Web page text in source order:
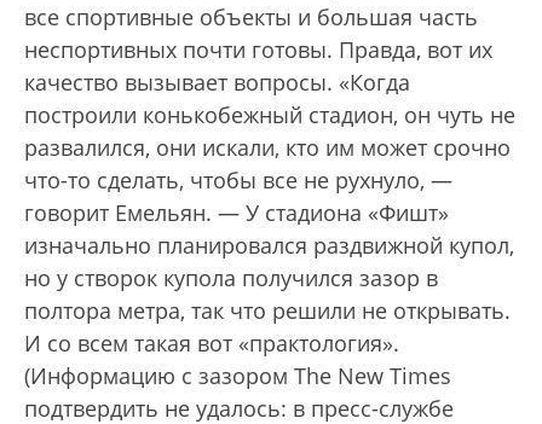
все спортивные объекты и большая часть
неспортивных почти готовы. Правда, вот их
качество вызывает вопросы. «Когда
построили конькобежный стадион, он чуть не
развалился, они искали, кто им может срочно
что-то сделать, чтобы все не рухнуло, —
говорит Емельян. — У стадиона «Фишт»
изначально планировался раздвижной купол,
но у створок купола получился зазор в
полтора метра, так что решили не открывать.
И со всем такая вот «практология».
(Информацию с зазором The New Times
подтвердить не удалось: в пресс-службе